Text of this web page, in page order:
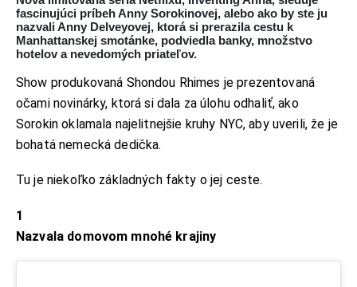
fascinujúci príbeh Anny Sorokinovej, alebo ako by ste ju
nazvali Anny Delveyovej, ktorá si prerazila cestu k
Manhattanskej smotánke, podviedla banky, množstvo
hotelov a nevedomých priateľov.
Show produkovaná Shondou Rhimes je prezentovaná
očami novinárky, ktorá si dala za úlohu odhaliť, ako
Sorokin oklamala najelitnejšie kruhy NYC, aby uverili, že je
bohatá nemecká dedička.
Tu je niekoľko základných fakty o jej ceste.
1
Nazvala domovom mnohé krajiny